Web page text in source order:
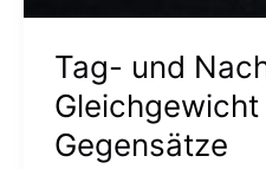
Tag- und
Gleichgewicht
Gegensätze